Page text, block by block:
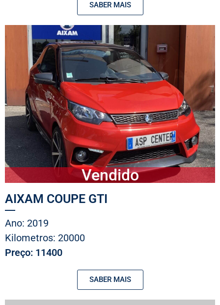
SABER MAIS
Vendido
AIXAM COUPE GTI
Ano: 2019
Kilometros: 20000
Preço: 11400
SABER MAIS